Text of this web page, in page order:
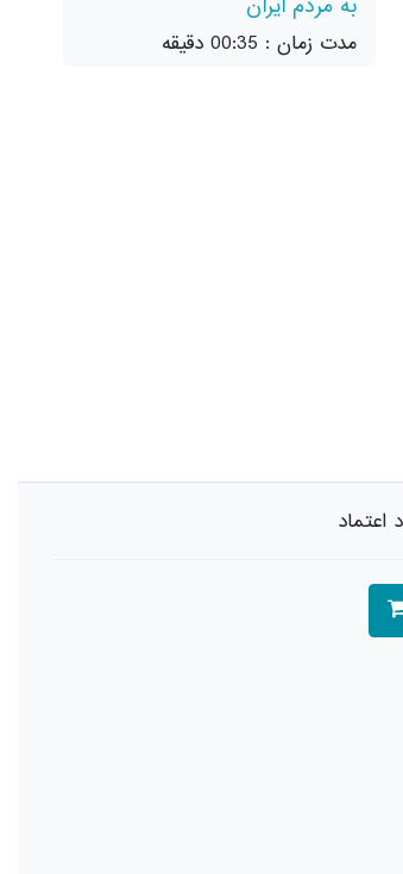
مدت زمان : 00:35 دقیقه
اعتماد